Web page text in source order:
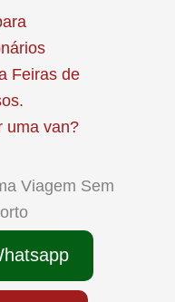
Feiras de
uma van?
Viagem Sem